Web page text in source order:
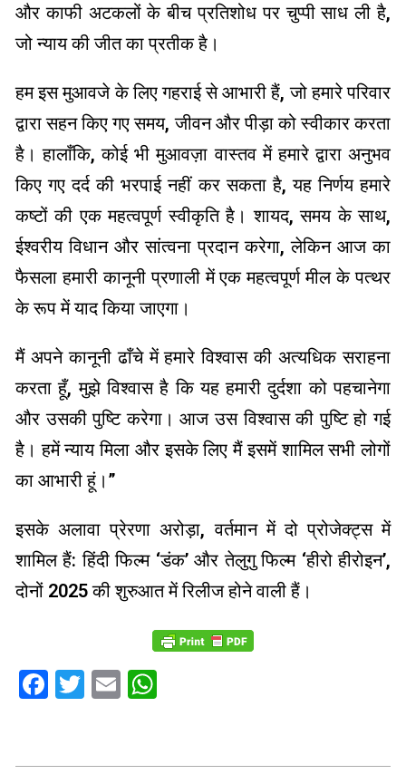
और काफी अटकलों के बीच प्रतिशोध पर चुप्पी साध ली है,
जो न्याय की जीत का प्रतीक है।
हम इस मुआवजे के लिए गहराई से आभारी हैं, जो हमारे परिवार
द्वारा सहन किए गए समय, जीवन और पीड़ा को स्वीकार करता
है। हालाँकि, कोई भी मुआवज़ा वास्तव में हमारे द्वारा अनुभव
किए गए दर्द की भरपाई नहीं कर सकता है, यह निर्णय हमारे
कष्टों की एक महत्वपूर्ण स्वीकृति है। शायद, समय के साथ,
ईश्वरीय विधान और सांत्वना प्रदान करेगा, लेकिन आज का
फैसला हमारी कानूनी प्रणाली में एक महत्वपूर्ण मील के पत्थर
के रूप में याद किया जाएगा।
मैं अपने कानूनी ढाँचे में हमारे विश्वास की अत्यधिक सराहना
करता हूँ, मुझे विश्वास है कि यह हमारी दुर्दशा को पहचानेगा
और उसकी पुष्टि करेगा। आज उस विश्वास की पुष्टि हो गई
है। हमें न्याय मिला और इसके लिए मैं इसमें शामिल सभी लोगों
का आभारी हूं।”
इसके अलावा प्रेरणा अरोड़ा, वर्तमान में दो प्रोजेक्ट्स में
शामिल हैं: हिंदी फिल्म ‘डंक’ और तेलुगु फिल्म ‘हीरो हीरोइन’,
दोनों 2025 की शुरुआत में रिलीज होने वाली हैं।
Facebook
Twitter
Email